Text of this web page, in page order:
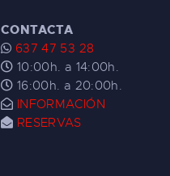
CONTACTA
637 47 53 28
10:00h. a 14:00h.
16:00h. a 20:00h.
INFORMACIÓN
RESERVAS